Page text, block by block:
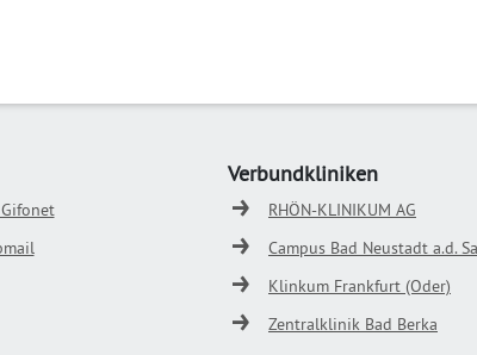
Verbundkliniken
RHÖN-KLINIKUM AG
Campus Bad Neustadt a.d.
Klinkum Frankfurt (Oder)
Zentralklinik Bad Berka